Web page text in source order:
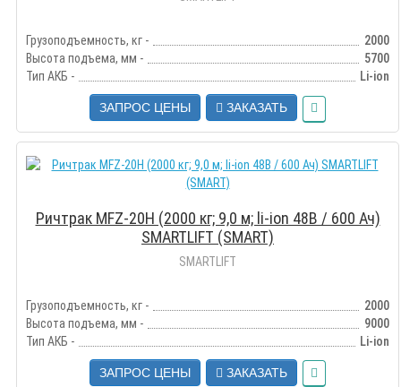
Грузоподъемность, кг -
2000
Высота подъема, мм -
5700
Тип АКБ -
Li-ion
ЗАПРОС ЦЕНЫ ЗАКАЗАТЬ
Ричтрак MFZ-20H (2000 кг; 9,0 м; li-ion 48В / 600 Ач)
SMARTLIFT (SMART)
SMARTLIFT
Грузоподъемность, кг -
2000
Высота подъема, мм -
9000
Тип АКБ -
Li-ion
ЗАПРОС ЦЕНЫ ЗАКАЗАТЬ